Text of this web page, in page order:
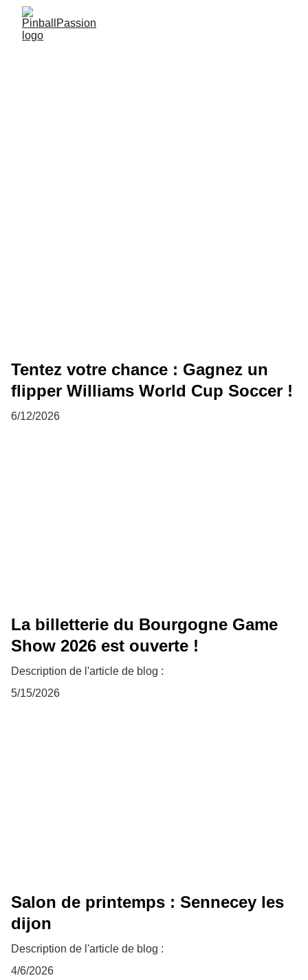
Tentez votre chance : Gagnez un
flipper Williams World Cup Soccer !
6/12/2026
La billetterie du Bourgogne Game
Show 2026 est ouverte !
Description de l'article de blog :
5/15/2026
Salon de printemps : Sennecey les
dijon
Description de l'article de blog :
4/6/2026